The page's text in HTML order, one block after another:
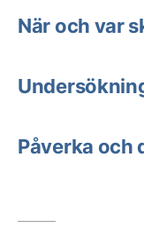
När och var
Påverka och